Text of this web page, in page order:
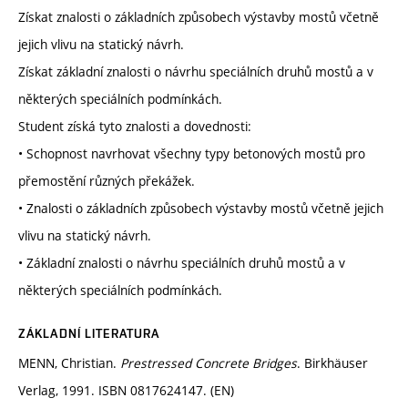
Získat znalosti o základních způsobech výstavby mostů včetně
jejich vlivu na statický návrh.
Získat základní znalosti o návrhu speciálních druhů mostů a v
některých speciálních podmínkách.
Student získá tyto znalosti a dovednosti:
• Schopnost navrhovat všechny typy betonových mostů pro
přemostění různých překážek.
• Znalosti o základních způsobech výstavby mostů včetně jejich
vlivu na statický návrh.
• Základní znalosti o návrhu speciálních druhů mostů a v
některých speciálních podmínkách.
ZÁKLADNÍ LITERATURA
MENN, Christian. Prestressed Concrete Bridges. Birkhäuser
Verlag, 1991. ISBN 0817624147. (EN)